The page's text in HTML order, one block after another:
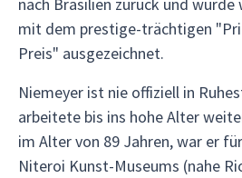
mit dem prestige-trächtigen
Preis" ausgezeichnet.
Niemeyer ist nie offiziell in
arbeitete bis ins hohe Alter
im Alter von 89 Jahren, war er
Niteroi Kunst-Museums (nahe